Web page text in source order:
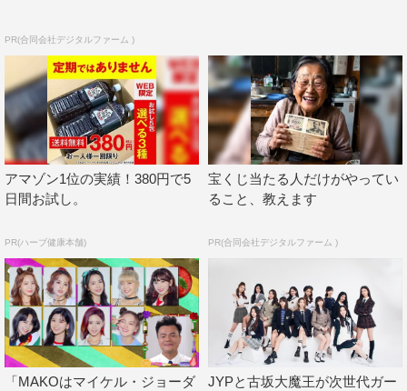
というJ.Y. Parkは、毎朝起きた時に、どうやったらこの仕
事を一生続けられるのか考え、徹底的に自己管理を心掛け
ていると語る。そんな彼が一番怖いと感じるのは、周りの
人からみて「近づきにくい人」になること。親しみやすく
感じてもらい、みんなとフランクなコミュニケーションが
できてこそ、共感できる音楽を作れるという考えが数多く
さらに、餅が好きでゴリラに似ていると理由からつけられ
た「餅ゴリ」というニックネームについて、実際はどう思
っているのか語る。
PR(合同会社デジタルファーム )
アマゾン1位の実績！380円で5
日間お試し。
PR(ハーブ健康本舗)
宝くじ当たる人だけがやってい
ること、教えます
PR(合同会社デジタルファーム )
「MAKOはマイケル・ジョーダ
JYPと古坂大魔王が次世代ガー